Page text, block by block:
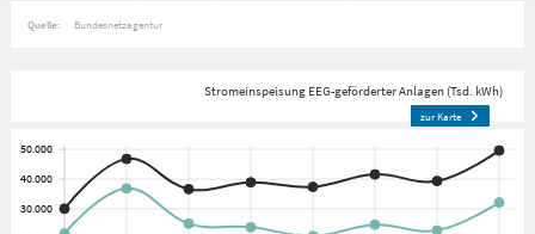
Quelle: Bundesnetzagentur
Stromeinspeisung EEG-geförderter Anlagen (Tsd. kWh)
zur Karte